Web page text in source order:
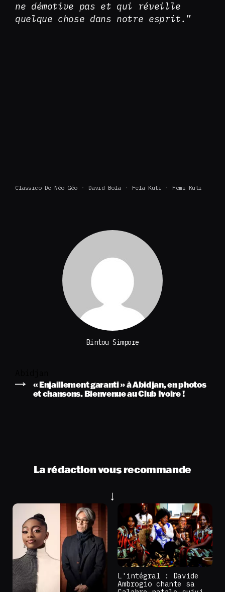
ne démotive pas et qui réveille
quelque chose dans notre esprit. ”
Classico De Néo Géo David Bola Fela Kuti Femi Kuti
Bintou Simpore
« Enjaillement garanti » à Abidjan, en photos
et chansons. Bienvenue au Club Ivoire !
La rédaction vous recommande
L'intégral : Davide
Ambrogio chante sa